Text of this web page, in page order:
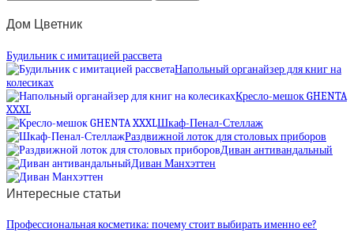
Дом Цветник
Будильник с имитацией рассвета
Напольный органайзер для книг на
колесиках
Кресло-мешок GHENTA
XXXL
Шкаф-Пенал-Стеллаж
Раздвижной лоток для столовых приборов
Диван антивандальный
Диван Манхэттен
Интересные статьи
Профессиональная косметика: почему стоит выбирать именно ее?